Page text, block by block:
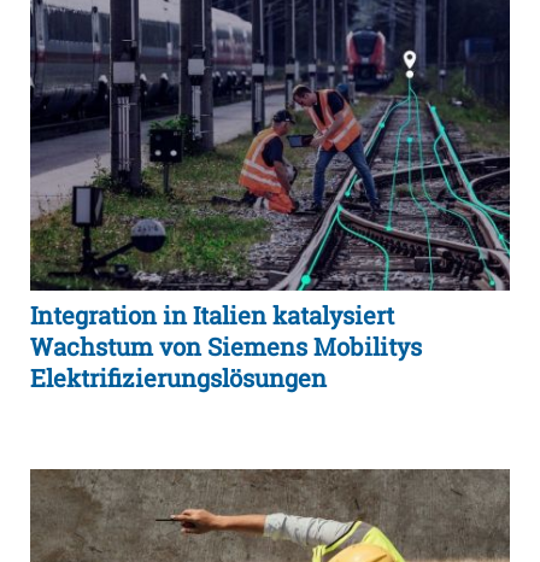
Integration in Italien katalysiert
Wachstum von Siemens Mobilitys
Elektrifizierungslösungen